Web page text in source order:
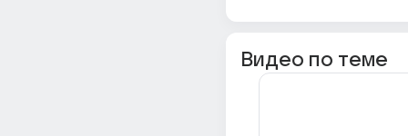
Видео по теме